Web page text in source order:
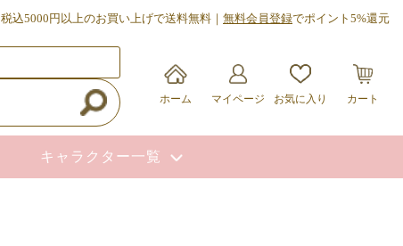
税込5000円以上のお買い上げで送料無料｜ 無料会員登録でポイント5%還元
ホーム マイページ お気に入り カート
キャラクター一覧